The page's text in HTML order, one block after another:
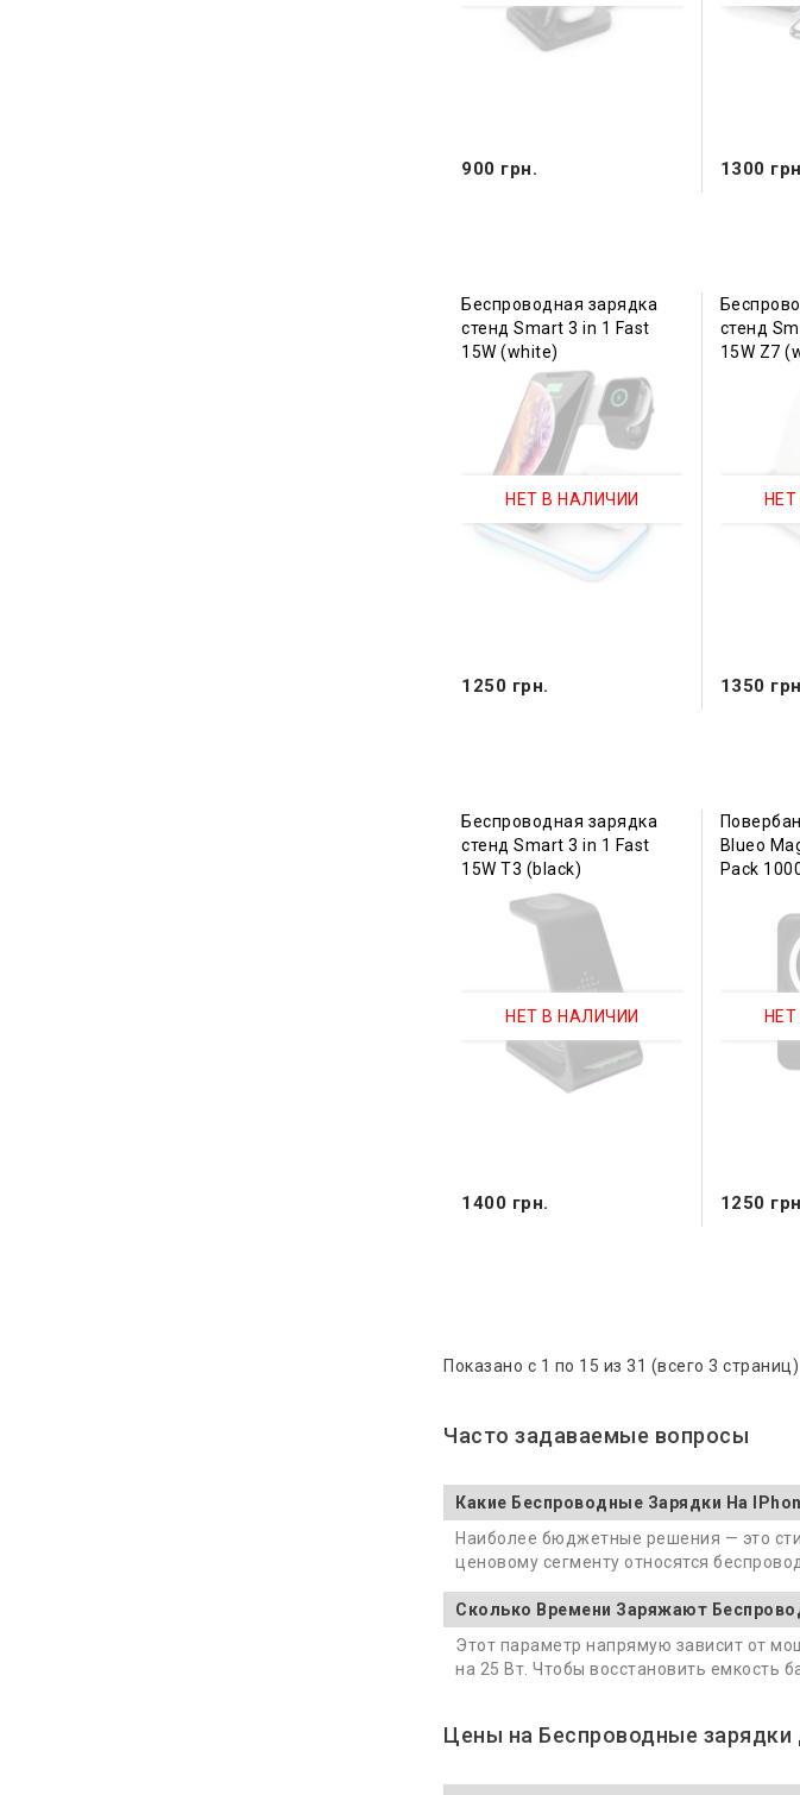
900 грн. 1300
Беспроводная зарядка
стенд Smart 3 in 1 Fast
15W (white)
НЕТ В НАЛИЧИИ
1250 грн.
стенд
15W Z7
1350
Беспроводная зарядка
стенд Smart 3 in 1 Fast
15W T3 (black)
НЕТ В НАЛИЧИИ
1400 грн.
Blueo
Pack
1250
Показано с 1 по 15 из 31 (всего 3 страниц)
Часто задаваемые вопросы
Какие Беспроводные Зарядки На
Наиболее бюджетные решения — это
ценовому сегменту относятся
Сколько Времени Заряжают
Этот параметр напрямую зависит от
на 25 Вт. Чтобы восстановить емкость
Цены на Беспроводные зарядки